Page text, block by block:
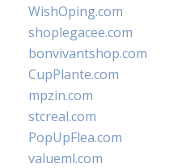
WishOping.com
shoplegacee.com
bonvivantshop.com
CupPlante.com
mpzin.com
stcreal.com
PopUpFlea.com
valueml.com